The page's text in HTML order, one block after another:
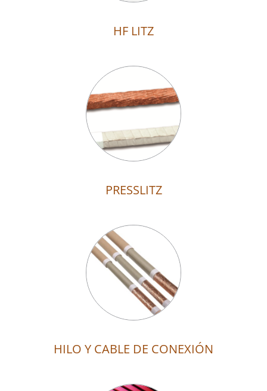
HF LITZ
PRESSLITZ
HILO Y CABLE DE CONEXIÓN